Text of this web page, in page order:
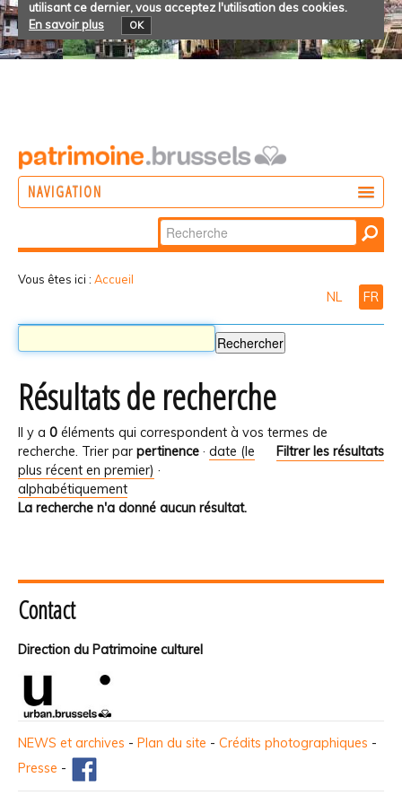
utilisant ce dernier, vous acceptez l'utilisation des cookies.
En savoir plus
OK
NAVIGATION
Chercher par
Recherche
Vous êtes ici : Accueil
NL FR
Résultats de recherche
Il y a 0 éléments qui correspondent à vos termes de
recherche.
Filtrer les résultats
Trier par pertinence · date (le
plus récent en premier) ·
alphabétiquement
La recherche n'a donné aucun résultat.
Contact
Direction du Patrimoine culturel
NEWS et archives - Plan du site - Crédits photographiques -
Presse -